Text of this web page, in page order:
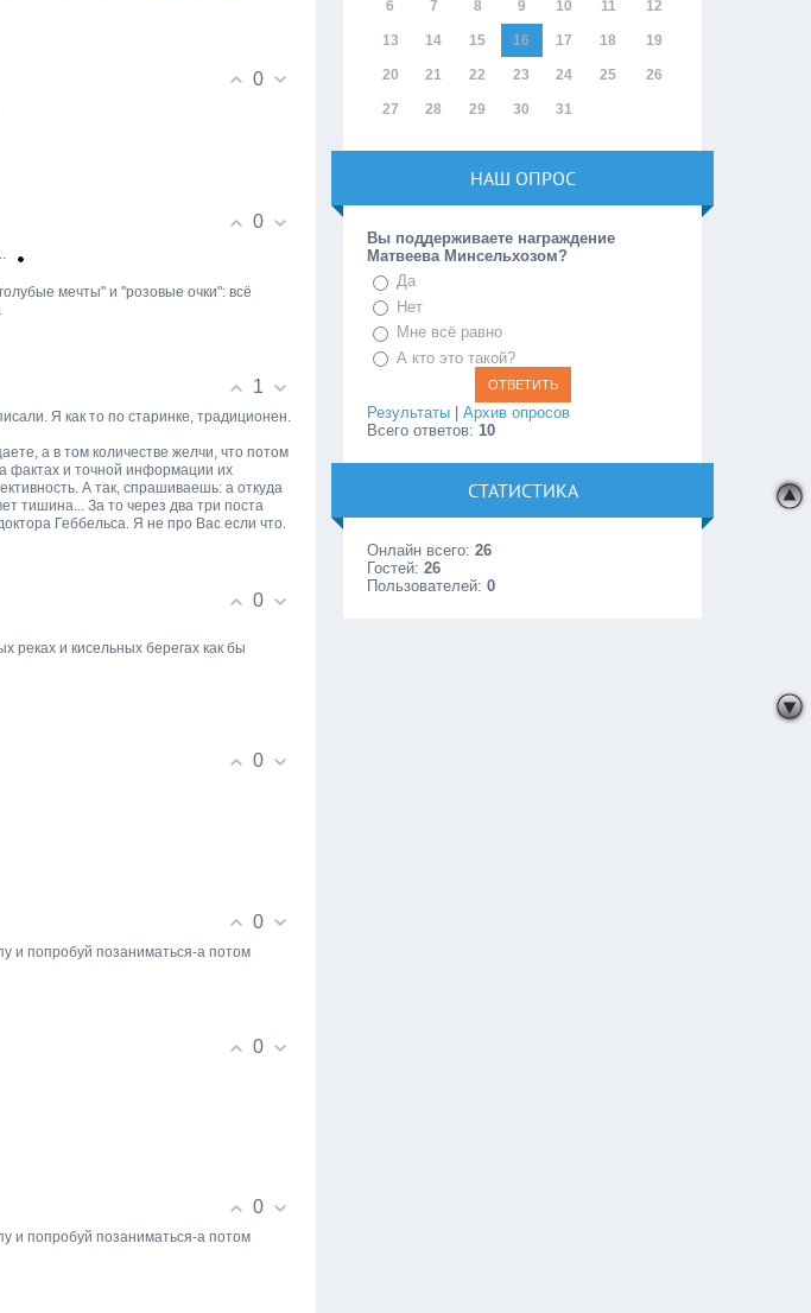
0
0
мечты" и "розовые очки": всё
1
Я как то по старинке, традиционен.
а в том количестве желчи, что потом
фактах и точной информации их
А так, спрашиваешь: а откуда
тишина... За то через два три поста
Геббельса. Я не про Вас если что.
0
и кисельных берегах как бы
0
0
и попробуй позаниматься-а потом
0
0
и попробуй позаниматься-а потом
6 7 8 9 10 11 12
13 14 15 16 17 18 19
20 21 22 23 24 25 26
27 28 29 30 31
НАШ ОПРОС
Вы поддерживаете награждение
Матвеева Минсельхозом?
Да
Нет
Мне всё равно
А кто это такой?
Результаты |Архив опросов
Всего ответов:10
СТАТИСТИКА
Онлайн всего:26
Гостей:26
Пользователей:0